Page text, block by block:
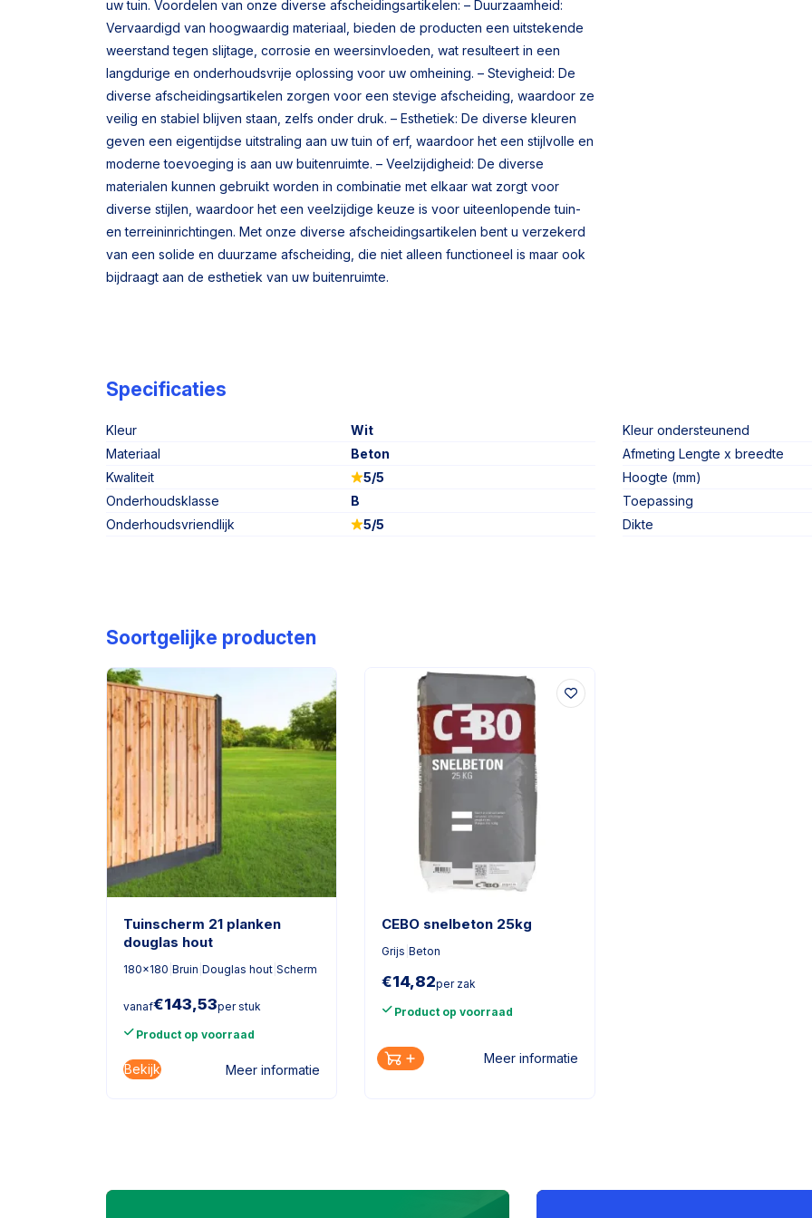
uw tuin. Voordelen van onze diverse afscheidingsartikelen: – Duurzaamheid:
Vervaardigd van hoogwaardig materiaal, bieden de producten een uitstekende
weerstand tegen slijtage, corrosie en weersinvloeden, wat resulteert in een
langdurige en onderhoudsvrije oplossing voor uw omheining. – Stevigheid: De
diverse afscheidingsartikelen zorgen voor een stevige afscheiding, waardoor ze
veilig en stabiel blijven staan, zelfs onder druk. – Esthetiek: De diverse kleuren
geven een eigentijdse uitstraling aan uw tuin of erf, waardoor het een stijlvolle en
moderne toevoeging is aan uw buitenruimte. – Veelzijdigheid: De diverse
materialen kunnen gebruikt worden in combinatie met elkaar wat zorgt voor
diverse stijlen, waardoor het een veelzijdige keuze is voor uiteenlopende tuin-
en terreininrichtingen. Met onze diverse afscheidingsartikelen bent u verzekerd
van een solide en duurzame afscheiding, die niet alleen functioneel is maar ook
bijdraagt aan de esthetiek van uw buitenruimte.
Specificaties
Kleur
Wit
Materiaal
Beton
Kwaliteit
5/5
Onderhoudsklasse
B
Onderhoudsvriendlijk
5/5
Kleur ondersteunend
Afmeting Lengte x breedte
Hoogte (mm)
Toepassing
Dikte
Soortgelijke producten
Tuinscherm 21 planken
douglas hout
180x180 Bruin Douglas hout| Scherm
vanaf€143,53per stuk
Product op voorraad
Bekijk Meer informatie
CEBO snelbeton 25kg
Grijs Beton
€14,82per zak
Product op voorraad
Meer informatie